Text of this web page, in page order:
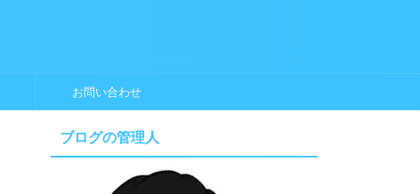
お問い合わせ
ブログの管理人